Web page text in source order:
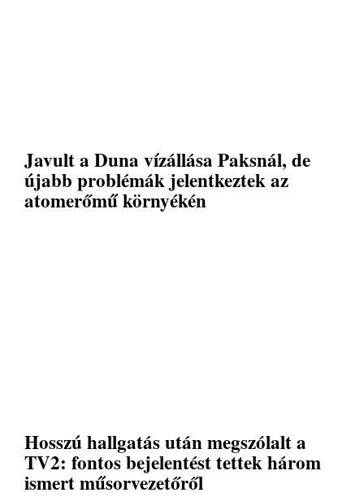
Javult a Duna vízállása Paksnál, de
újabb problémák jelentkeztek az
atomerőmű környékén
Hosszú hallgatás után megszólalt a
TV2: fontos bejelentést tettek három
ismert műsorvezetőről